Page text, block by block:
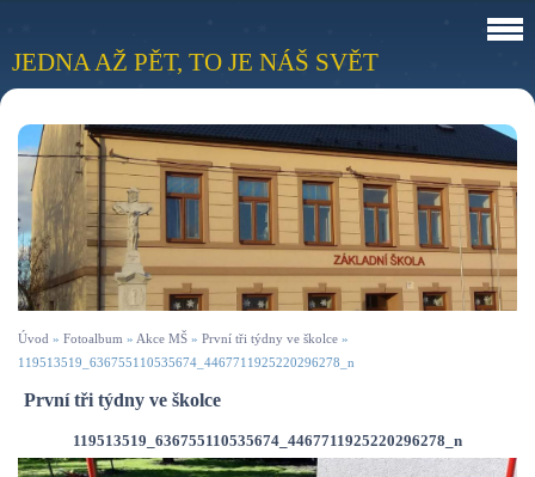
JEDNA AŽ PĚT, TO JE NÁŠ SVĚT
Úvod » Fotoalbum » Akce MŠ » První tři týdny ve školce »
119513519_636755110535674_4467711925220296278_n
První tři týdny ve školce
119513519_636755110535674_4467711925220296278_n